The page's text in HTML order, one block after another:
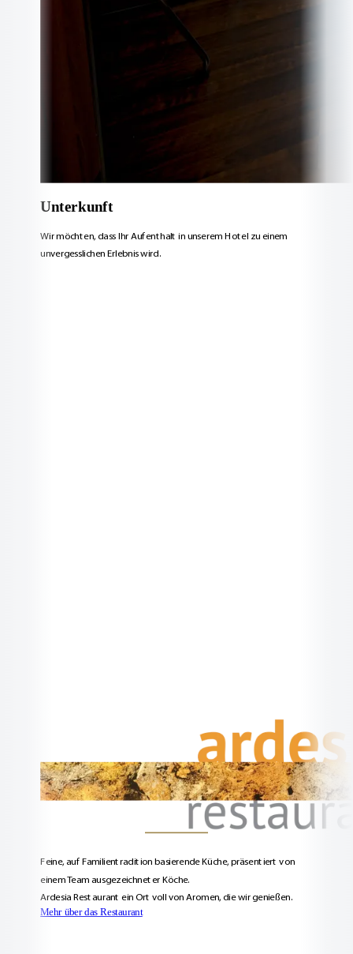
Unterkunft
Wir möchten, dass Ihr Aufenthalt in unserem Hotel zu einem
unvergesslichen Erlebnis wird.
Feine, auf Familientradition basierende Küche, präsentiert von
einem Team ausgezeichneter Köche.
Ardesia Restaurant ein Ort voll von Aromen, die wir genießen.
Mehr über das Restaurant